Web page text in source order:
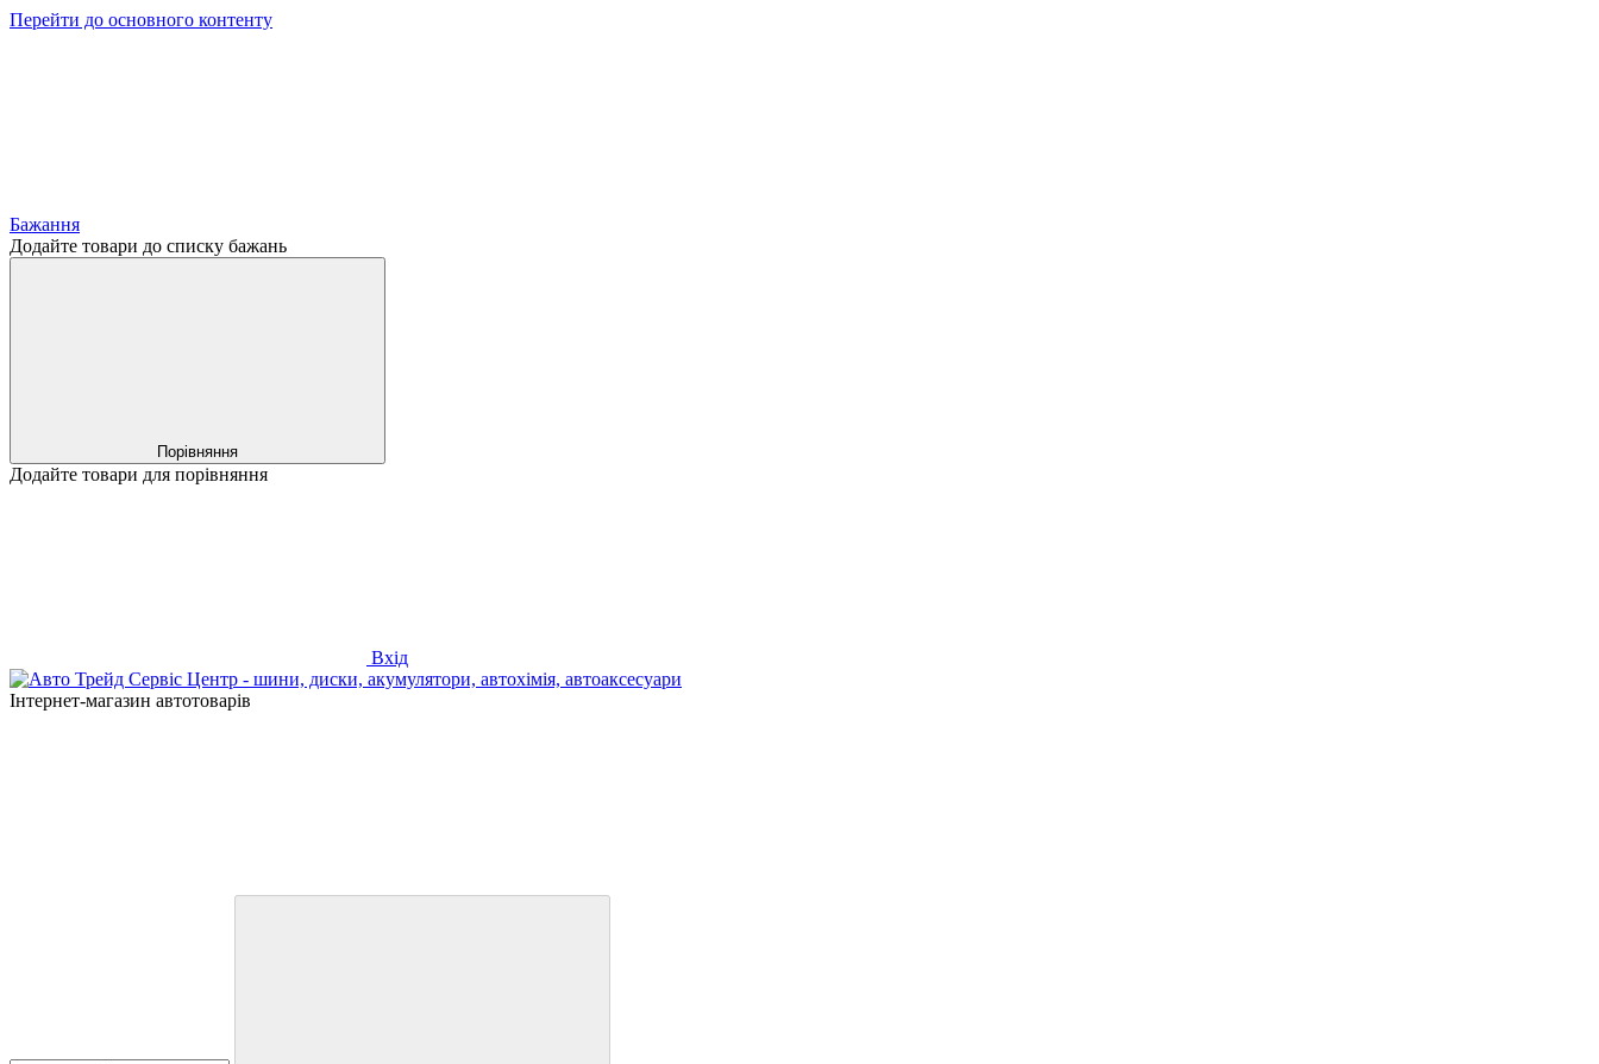
Перейти до основного контенту
Бажання
Додайте товари до списку бажань
Порівняння
Додайте товари для порівняння
Вхід
Інтернет-магазин автотоварів